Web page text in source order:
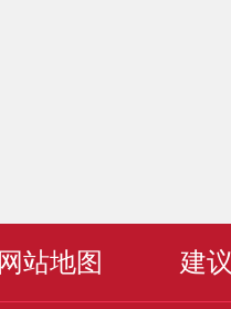
网站地图 建